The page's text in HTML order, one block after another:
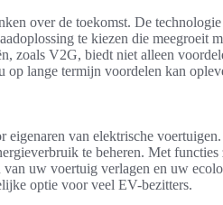
over de toekomst. De
te kiezen die meegroeit
zoals V2G, biedt niet alleen
op lange termijn voordelen kan
van elektrische
te beheren. Met functies
uw voertuig verlagen en uw
optie voor veel EV-bezitters.